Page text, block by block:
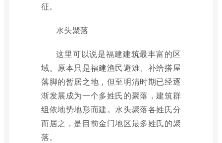
征。
水头聚落
这里可以说是福建建筑最丰富的区
域。原本只是福建渔民避难、补给搭屋
落脚的暂居之地，但至明清时期已经逐
渐发展成为一个多姓氏的聚落，建筑群
组依地势地形而建。水头聚落各姓氏分
而居之，是目前金门地区最多姓氏的聚
落。